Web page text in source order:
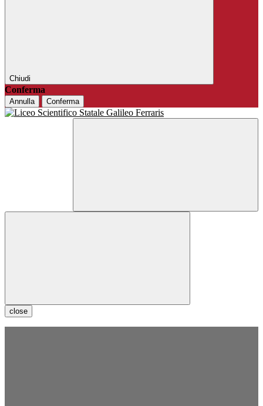
Chiudi
Conferma
Annulla Conferma
close